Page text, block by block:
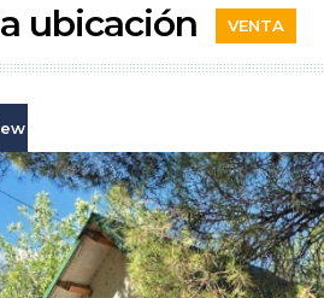
ubicación VENTA